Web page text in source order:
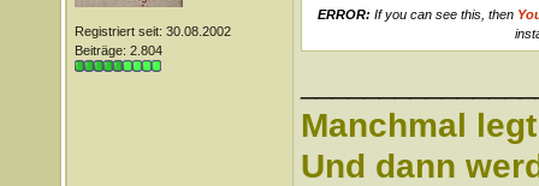
Registriert seit: 30.08.2002
Beiträge: 2.804
ERROR: If you can see this, then
Manchmal
Und dann